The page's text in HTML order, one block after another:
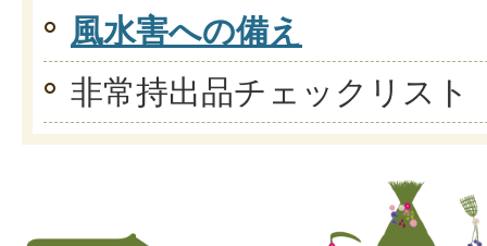
風水害への備え
非常持出品チェックリスト